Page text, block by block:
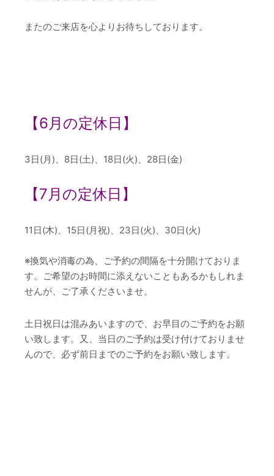
またのご来店を心よりお待ちしております。
【6月の定休日】
3日(月)、8日(土)、18日(火)、28日(金)
【7月の定休日】
11日(木)、15日(月祝)、23日(火)、30日(火)
※換気や消毒の為、ご予約の間隔を十分開けておりま
す。ご希望のお時間に添えないこともあるかもしれま
せんが、ご了承くださいませ。
土日祝日は混みあいますので、お早目のご予約をお願
い致します。又、当日のご予約は受け付けておりませ
んので、必ず前日までのご予約をお願い致します。